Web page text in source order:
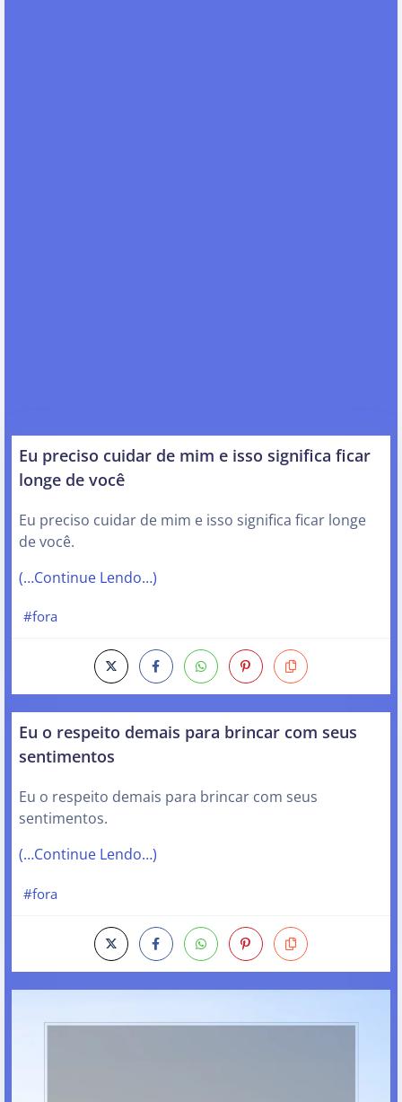
Eu preciso cuidar de mim e isso significa ficar
longe de você
Eu preciso cuidar de mim e isso significa ficar longe
de você.
(…Continue Lendo…)
#fora
Eu o respeito demais para brincar com seus
sentimentos
Eu o respeito demais para brincar com seus
sentimentos.
(…Continue Lendo…)
#fora